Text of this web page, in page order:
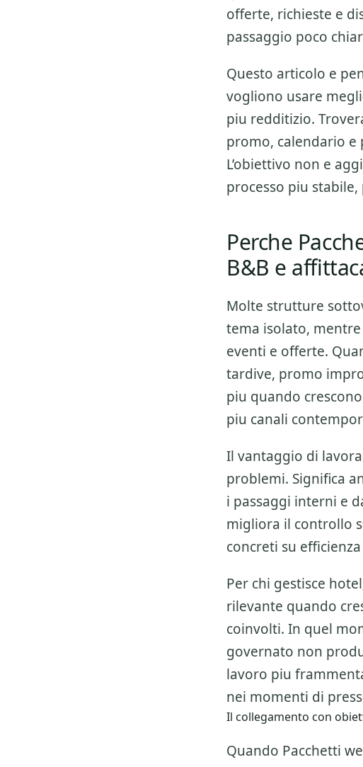
offerte, richieste e
passaggio poco
Questo articolo e
vogliono usare
piu redditizio.
promo, calendario e
L’obiettivo non e
processo piu
Perche
B&B e
Molte strutture
tema isolato,
eventi e offerte.
tardive, promo
piu quando
piu canali
Il vantaggio di
problemi. Significa
i passaggi interni e
migliora il controllo
concreti su
Per chi gestisce
rilevante quando
coinvolti. In quel
governato non
lavoro piu
nei momenti di
Il collegamento con
Quando Pacchetti